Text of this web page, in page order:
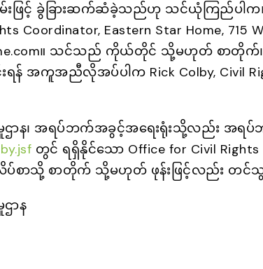
ဖြင့် ခွဲခြားဆက်ဆံခဲ့သည်ဟု သင်ယုံကြည်ပါ
Eastern Star Home, 715
။ သင်သည် ကိုယ်တိုင် သို့မဟုတ် စာ
အကူအညီလိုအပ်ပါက Rick Colby, Civil
မှုဌာန၊ အရပ်ဘက်အခွင့်အရေးရုံးသို့လည်း အရ
တွင် ရရှိနိုင်သော Office for Civil
စာသို့ စာတိုက် သို့မဟုတ် ဖုန်းဖြင့်လည်း တင်
ာန